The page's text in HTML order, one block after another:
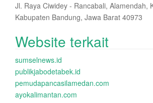
Jl. Raya Ciwidey - Rancabali, Alamendah,
Kabupaten Bandung, Jawa Barat 40973
Website terkait
sumselnews.id
publikjabodetabek.id
pemudapancasilamedan.com
ayokalimantan.com